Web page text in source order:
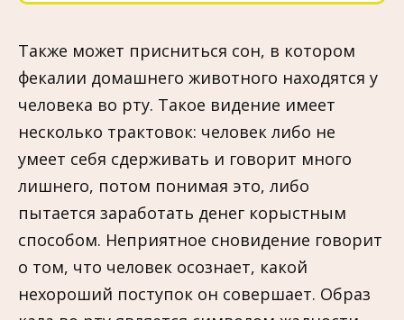
Также может присниться сон, в котором
фекалии домашнего животного находятся у
человека во рту. Такое видение имеет
несколько трактовок: человек либо не
умеет себя сдерживать и говорит много
лишнего, потом понимая это, либо
пытается заработать денег корыстным
способом. Неприятное сновидение говорит
о том, что человек осознает, какой
нехороший поступок он совершает. Образ